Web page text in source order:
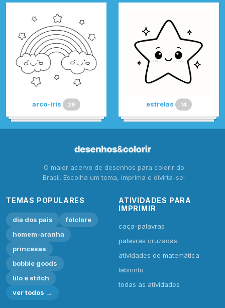
arco-íris 29 estrelas 14
O maior acervo de desenhos para colorir do
Brasil. Escolha um tema, imprima e divirta-se!
TEMAS POPULARES
dia dos pais
folclore
homem-aranha
princesas
bobbie goods
lilo e stitch
ver todos →
ATIVIDADES PARA
IMPRIMIR
caça-palavras
palavras cruzadas
atividades de matemática
labirinto
todas as atividades